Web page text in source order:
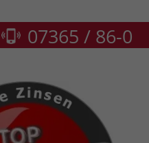
07365 / 86-0